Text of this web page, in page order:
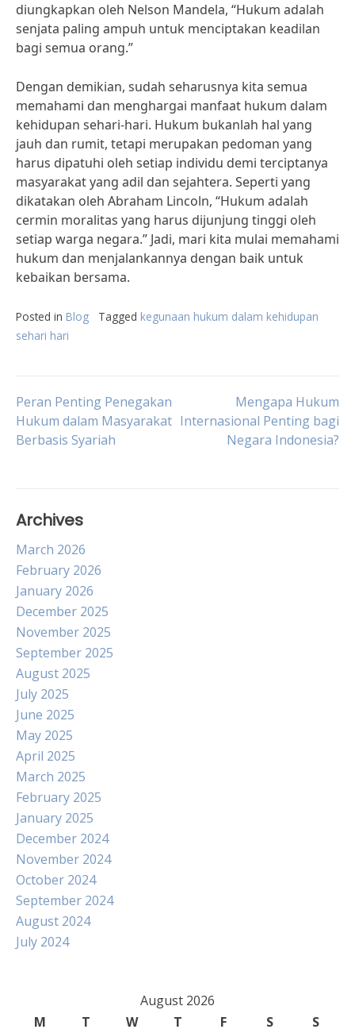
diungkapkan oleh Nelson Mandela, “Hukum adalah
senjata paling ampuh untuk menciptakan keadilan
bagi semua orang.”
Dengan demikian, sudah seharusnya kita semua
memahami dan menghargai manfaat hukum dalam
kehidupan sehari-hari. Hukum bukanlah hal yang
jauh dan rumit, tetapi merupakan pedoman yang
harus dipatuhi oleh setiap individu demi terciptanya
masyarakat yang adil dan sejahtera. Seperti yang
dikatakan oleh Abraham Lincoln, “Hukum adalah
cermin moralitas yang harus dijunjung tinggi oleh
setiap warga negara.” Jadi, mari kita mulai memahami
hukum dan menjalankannya dengan baik untuk
kebaikan bersama.
Posted in Blog Tagged kegunaan hukum dalam kehidupan
sehari hari
Post
navigation
Peran Penting Penegakan
Hukum dalam Masyarakat
Berbasis Syariah
Mengapa Hukum
Internasional Penting bagi
Negara Indonesia?
Archives
March 2026
February 2026
January 2026
December 2025
November 2025
September 2025
August 2025
July 2025
June 2025
May 2025
April 2025
March 2025
February 2025
January 2025
December 2024
November 2024
October 2024
September 2024
August 2024
July 2024
August 2026
M
T W T F S S